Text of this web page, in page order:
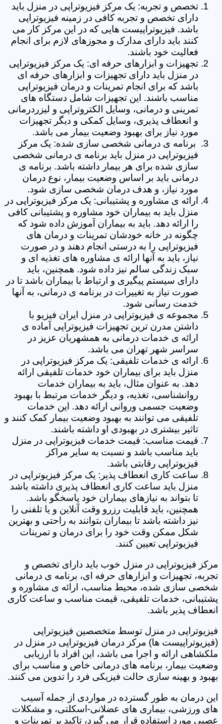
تخصص و تجربه: یک مرکز فیزیوتراپی در منزل باید
دارای تخصص و تجربه کافی در زمینه فیزیوتراپی
باشد. فیزیوتراپیست هایی که در این مرکز کار می
کنند باید دارای مدارک و مجوزهای لازم برای انجام
فعالیت خود باشند.
تجهیزات و ابزارهای حرفه ای: یک مرکز فیزیوتراپی
در منزل باید دارای تجهیزات و ابزارهای حرفه ای
باشد که برای انجام تمرینات و درمان فیزیوتراپی
مناسب باشند. این تجهیزات شامل دستگاه های
تمرینی و درمانی، وسایل الکتروتراپی و لیزردرمانی
و انعطاف پذیری، وسایل کمکی و دیگر تجهیزات
مورد نیاز برای بهبود وضعیت بیمار می باشد.
برنامه ی درمانی شخصی سازی شده: یک مرکز
فیزیوتراپی در منزل باید برنامه ی درمانی شخصی
سازی شده برای هر بیمار داشته باشد. برنامه ی
درمانی باید بر اساس وضعیت بیمار، نوع درمان
مورد نیاز، و هدف درمان شخصی سازی شود.
ارائه ی مشاوره و پشتیبانی: یک مرکز فیزیوتراپی در
منزل باید به بیماران خود مشاوره و پشتیبانی کافی
را ارائه دهد. باید به بیماران آموزش داده شود که
چگونه در خانه خودشان تمرینات و درمان های
فیزیوتراپی را به درستی انجام دهند و در صورت
نیاز، باید به آنها ارائه ی مشاوره های تغذیه ای و
سبک زندگی سالم نیز داده شود. همچنین، باید
دارای سیستم پیگیری و ارتباط با بیماران باشد تا در
صورت نیاز به تغییرات در برنامه ی درمانی، به آنها
خدمت رسانی شود.
مجموعه ی فیزیوتراپی در منزل ایران فیزیو با
داشتن مدرن ترین تجهیزات فیزیوتراپی آماده ی
ارائه ی خدمات درمانی به همشهریان عزیز در
سراسر شهر تهران می باشد.
ارائه ی خدمات تلفیقی: یک مرکز فیزیوتراپی در
منزل باید برای بیماران خود خدمات تلفیقی ارائه
دهد. به عنوان مثال، باید به بیماران خدمات
روانشناسی، تغذیه، و دیگر خدمات مرتبط با بهبود
وضعیت جسمی وروانی ارائه دهد. این خدمات
تلفیقی می توانند به بهبود وضعیت بیمار کمک کنند و
تاثیر بیشتری در بهبودی او داشته باشند.
قیمت مناسب: قیمت خدمات فیزیوتراپی در منزل
باید مناسب باشد و نسبت به سایر مراکز
فیزیوتراپی رقابتی باشد.
ساعت کاری انعطاف پذیر: یک مرکز فیزیوتراپی در
منزل باید ساعت کاری انعطاف پذیری داشته باشد
تا بتواند به نیازهای بیماران خود پاسخگو باشد.
همچنین، باید قابلیت رزرو وقت آنلاین و یا تلفنی را
نیز داشته باشد تا بیماران بتوانند به راحتی و بهترین
شکل ممکن وقت خود را برای درمان و تمرینات
فیزیوتراپی تعیین کنند.
مرکز فیزیوتراپی در منزل خوب باید دارای تخصص و
تجربه، تجهیزات و ابزارهای حرفه ای، برنامه ی درمانی
شخصی سازی شده، محیط مناسب، ارائه ی مشاوره و
پشتیبانی، خدمات تلفیقی، قیمت مناسب و ساعت کاری
انعطاف پذیر باشد.
فیزیوتراپی در منزل توسط متخصصین فیزیوتراپی
(فیزیوتراپیست ها) مرکز درمان فیزیوتراپی در منزل در
ملکشاهی ارائه و اجرا می باشد، این افراد با ارزیابی
وضعیت بیمار، برنامه های درمانی خاص و مناسب برای
بهبود و بهینه سازی حالت فیزیکی فرد را تدوین می کنند.
این درمان به طور گسترده در مواردی از جمله آسیب
های ورزشی، بیماری های عضلانی-اسکلتی، و مشکلات
عصبی مورد استفاده قرار می گیرد، تاکید بر تمرینات و